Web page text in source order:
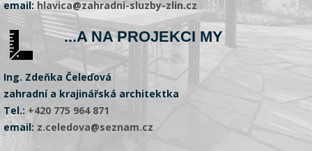
email: hlavica@zahradni-sluzby-zlin.cz
...A NA PROJEKCI MY
Ing. Zdeňka Čeleďová
zahradní a krajinářská architektka
Tel.: +420 775 964 871
email: z.celedova@seznam.cz